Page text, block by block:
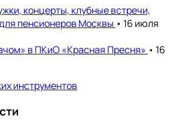
концерты, клубные встречи,
пенсионеров Москвы • 16 июля
в ПКиО «Красная Пресня» • 16
инструментов